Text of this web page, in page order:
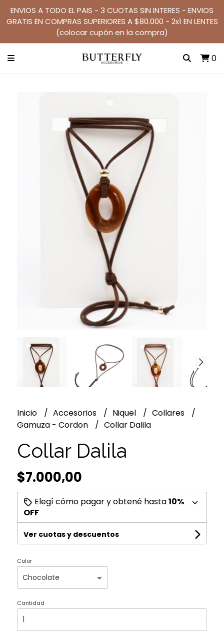
ENVIOS A TODO EL PAIS - 3 CUOTAS SIN INTERES - ENVIOS
GRATIS EN COMPRAS SUPERIORES A $80.000 - 2x1 EN LENTES
(colocar cupón en la compra)
0
Inicio Accesorios Niquel
Collares
Gamuza - Cordon
Collar Dalila
Collar Dalila
$7.000,00
Elegí cómo pagar y obtené hasta10%
OFF
Ver cuotas y descuentos
Color
Cantidad